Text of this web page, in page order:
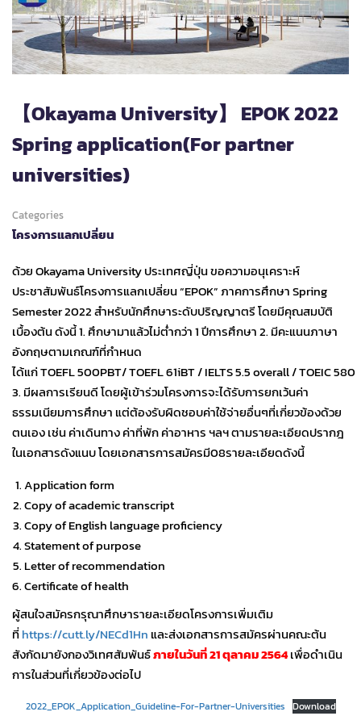
【Okayama University】 EPOK 2022
Spring application(For partner
universities)
Categories
โครงการแลกเปลี่ยน
ด้วย Okayama University ประเทศญี่ปุ่น ขอความอนุเคราะห์
ประชาสัมพันธ์โครงการแลกเปลี่ยน “EPOK” ภาคการศึกษา Spring
Semester 2022 สำหรับนักศึกษาระดับปริญญาตรี โดยมีคุณสมบัติ
เบื้องต้น ดังนี้ 1. ศึกษามาแล้วไม่ต่ำกว่า 1 ปีการศึกษา 2. มีคะแนนภาษา
อังกฤษตามเกณฑ์ที่กำหนด
ได้แก่ TOEFL 500PBT/ TOEFL 61iBT / IELTS 5.5 overall / TOEIC 580
3. มีผลการเรียนดี โดยผู้เข้าร่วมโครงการจะได้รับการยกเว้นค่า
ธรรมเนียมการศึกษา แต่ต้องรับผิดชอบค่าใช้จ่ายอื่นๆที่เกี่ยวข้องด้วย
ตนเอง เช่น ค่าเดินทาง ค่าที่พัก ค่าอาหาร ฯลฯ ตามรายละเอียดปรากฎ
ในเอกสารดังแนบ โดยเอกสารการสมัครมี08รายละเอียดดังนี้
Application form
Copy of academic transcript
Copy of English language proficiency
Statement of purpose
Letter of recommendation
Certificate of health
ผู้สนใจสมัครกรุณาศึกษารายละเอียดโครงการเพิ่มเติม
ที่https://cutt.ly/NECd1Hn และส่งเอกสารการสมัครผ่านคณะต้น
สังกัดมายังกองวิเทศสัมพันธ์ภายในวันที่ 21 ตุลาคม 2564เพื่อดำเนิน
การในส่วนที่เกี่ยวข้องต่อไป
2022_EPOK_Application_Guideline-For-Partner-Universities Download